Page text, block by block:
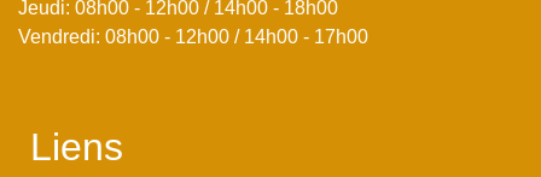
Jeudi: 08h00 - 12h00 / 14h00 - 18h00
Vendredi: 08h00 - 12h00 / 14h00 - 17h00
Liens